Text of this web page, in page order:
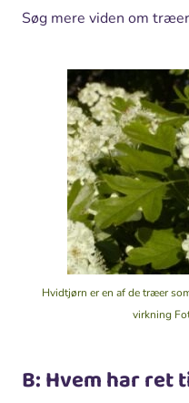
Søg mere viden om
Hvidtjørn er en af de træer
virkning
B: Hvem har